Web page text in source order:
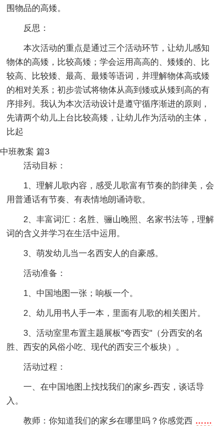
围物品的高矮。
反思：
本次活动的重点是通过三个活动环节，让幼儿感知
物体的高矮，比较高矮；学会运用高高的、矮矮的、比
较高、比较矮、最高、最矮等语词，并理解物体高或矮
的相对关系；初步尝试将物体从高到矮或从矮到高的有
序排列。我认为本次活动设计是遵守循序渐进的原则，
先请两个幼儿上台比较高矮，让幼儿作为活动的主体，
比起
中班教案 篇3
活动目标：
1、理解儿歌内容，感受儿歌富有节奏的韵律美，会
用普通话有节奏、有表情地朗诵诗歌。
2、丰富词汇：名胜、骊山晚照、名家书法等，理解
词的含义并学习在生活中运用。
3、萌发幼儿当一名西安人的自豪感。
活动准备：
1、中国地图一张；响板一个。
2、幼儿用书人手一本，里面有儿歌的相关图片。
3、活动室里布置主题展板"夸西安"（分西安的名
胜、西安的风俗小吃、现代的西安三个板块）。
活动过程：
一、在中国地图上找找我们的家乡-西安，谈话导
入。
教师：你知道我们的家乡在哪里吗？你感觉西 ……